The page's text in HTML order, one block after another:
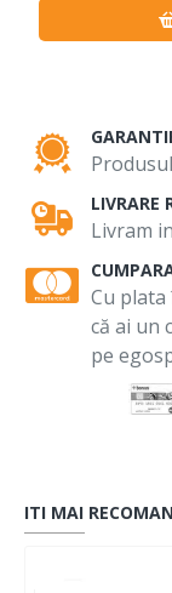
LIVRARE
Livram
Cu
că ai un
pe
ITI MAI